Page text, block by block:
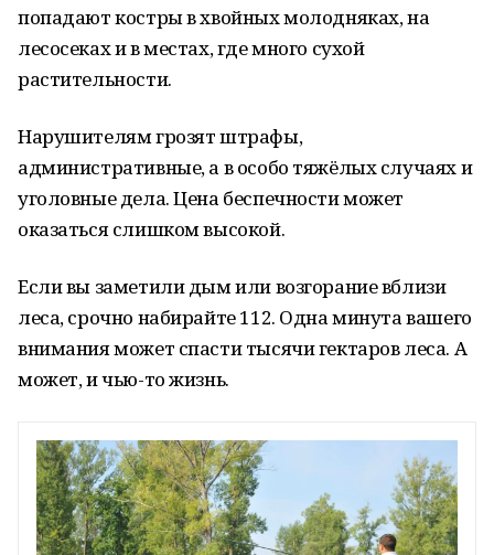
попадают костры в хвойных молодняках, на
лесосеках и в местах, где много сухой
растительности.
Нарушителям грозят штрафы,
административные, а в особо тяжёлых случаях и
уголовные дела. Цена беспечности может
оказаться слишком высокой.
Если вы заметили дым или возгорание вблизи
леса, срочно набирайте 112. Одна минута вашего
внимания может спасти тысячи гектаров леса. А
может, и чью-то жизнь.